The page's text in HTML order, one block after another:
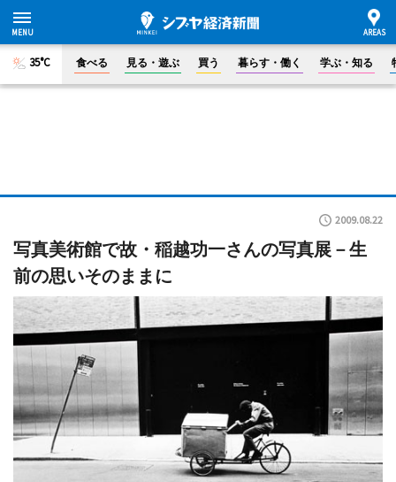
35°C 食べる 見る・遊ぶ 買う 暮らす・働く 学ぶ・知る
2009.08.22
写真美術館で故・稲越功一さんの写真展－生
前の思いそのままに